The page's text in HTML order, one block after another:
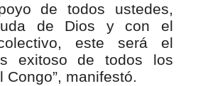
de todos ustedes,
de Dios y con el
este será el
exitoso de todos los
Congo”, manifestó.